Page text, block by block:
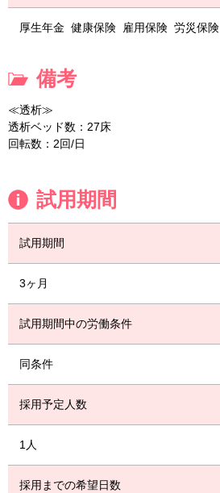
厚生年金 健康保険 雇用保険 労災保険
備考
≪透析≫
透析ベッド数：27床
回転数：2回/日
試用期間
試用期間
3ヶ月
試用期間中の労働条件
同条件
採用予定人数
1人
採用までの希望日数